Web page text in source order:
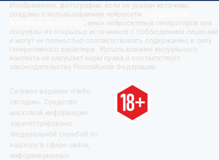
Изображения, фотографии, если не указан источник,
созданы с использованием нейросети
, иных нейросетевых генераторов или
получены из открытых источников с соблюдением лицензий
и могут не полностью соответствовать содержанию в силу
генеративного характера. Использование визуального
контента не нарушает норм права и соответствует
законодательству Российской Федерации.
Сетевое издание «Небо
сегодня». Средство
массовой информации
зарегистрировано
Федеральной службой по
надзору в сфере связи,
информационных